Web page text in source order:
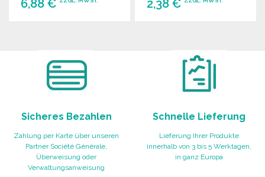
6,88 € 2,38 €
Sicheres Bezahlen
Zahlung per Karte über unseren
Partner Société Générale,
Überweisung oder
Verwaltungsanweisung
Schnelle Lieferung
Lieferung Ihrer Produkte
innerhalb von 3 bis 5 Werktagen,
in ganz Europa